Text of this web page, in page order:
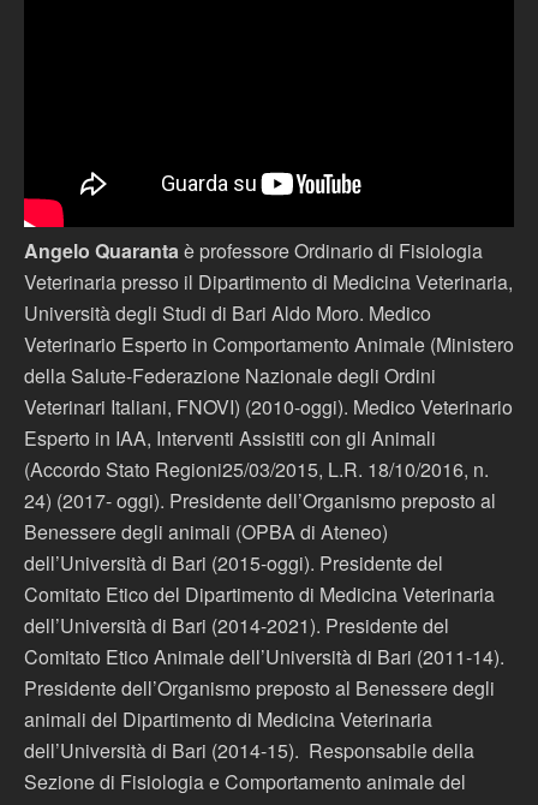
Angelo Quarantaè professore Ordinario di Fisiologia
Veterinaria presso il Dipartimento di Medicina Veterinaria,
Università degli Studi di Bari Aldo Moro. Medico
Veterinario Esperto in Comportamento Animale (Ministero
della Salute-Federazione Nazionale degli Ordini
Veterinari Italiani, FNOVI) (2010-oggi). Medico Veterinario
Esperto in IAA, Interventi Assistiti con gli Animali
(Accordo Stato Regioni25/03/2015, L.R. 18/10/2016, n.
24) (2017- oggi). Presidente dell’Organismo preposto al
Benessere degli animali (OPBA di Ateneo)
dell’Università di Bari (2015-oggi). Presidente del
Comitato Etico del Dipartimento di Medicina Veterinaria
dell’Università di Bari (2014-2021). Presidente del
Comitato Etico Animale dell’Università di Bari (2011-14).
Presidente dell’Organismo preposto al Benessere degli
animali del Dipartimento di Medicina Veterinaria
dell’Università di Bari (2014-15). Responsabile della
Sezione di Fisiologia e Comportamento animale del